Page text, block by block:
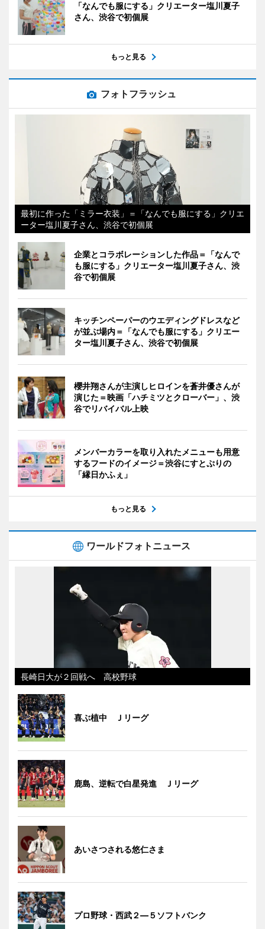
「なんでも服にする」クリエーター塩川夏子
さん、渋谷で初個展
もっと見る
フォトフラッシュ
最初に作った「ミラー衣装」＝「なんでも服にする」クリエ
ーター塩川夏子さん、渋谷で初個展
企業とコラボレーションした作品＝「なんで
も服にする」クリエーター塩川夏子さん、渋
谷で初個展
キッチンペーパーのウエディングドレスなど
が並ぶ場内＝「なんでも服にする」クリエー
ター塩川夏子さん、渋谷で初個展
櫻井翔さんが主演しヒロインを蒼井優さんが
演じた＝映画「ハチミツとクローバー」、渋
谷でリバイバル上映
メンバーカラーを取り入れたメニューも用意
するフードのイメージ＝渋谷にすとぷりの
「縁日かふぇ」
もっと見る
ワールドフォトニュース
長崎日大が２回戦へ 高校野球
喜ぶ植中 Ｊリーグ
鹿島、逆転で白星発進 Ｊリーグ
あいさつされる悠仁さま
プロ野球・西武２―５ソフトバンク